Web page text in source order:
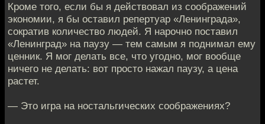
Кроме того, если бы я действовал из соображений
экономии, я бы оставил репертуар «Ленинграда»,
сократив количество людей. Я нарочно поставил
«Ленинград» на паузу — тем самым я поднимал ему
ценник. Я мог делать все, что угодно, мог вообще
ничего не делать: вот просто нажал паузу, а цена
растет.
— Это игра на ностальгических соображениях?